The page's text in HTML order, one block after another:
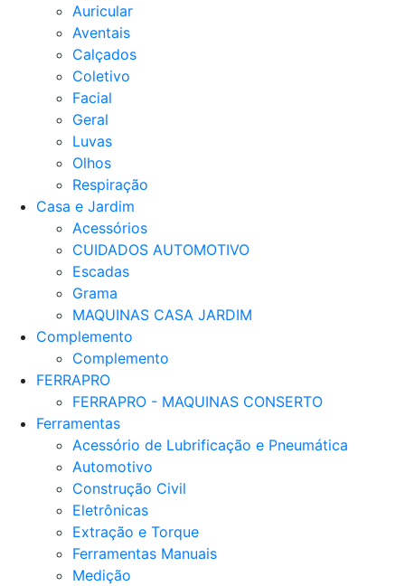
Auricular
Aventais
Calçados
Coletivo
Facial
Geral
Luvas
Olhos
Respiração
Casa e Jardim
Acessórios
CUIDADOS AUTOMOTIVO
Escadas
Grama
MAQUINAS CASA JARDIM
Complemento
Complemento
FERRAPRO
FERRAPRO - MAQUINAS CONSERTO
Ferramentas
Acessório de Lubrificação e Pneumática
Automotivo
Construção Civil
Eletrônicas
Extração e Torque
Ferramentas Manuais
Medição